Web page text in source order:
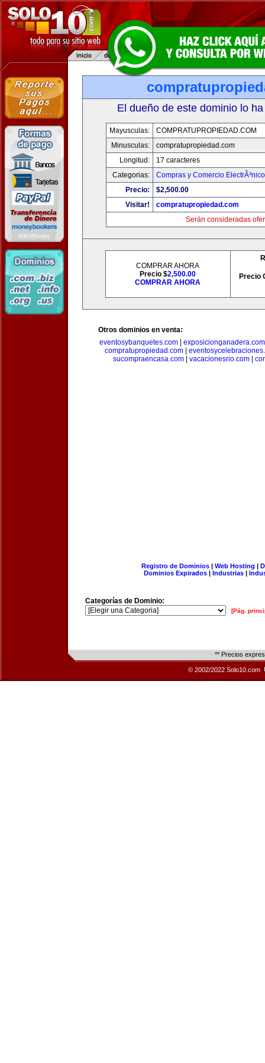
El dueño de este dominio lo
Mayusculas:
COMPRATUPROPIEDAD.COM
Minusculas:
compratupropiedad.com
Longitud:
17 caracteres
Categorias:
Compras y Comercio ElectrÃ³nico
Precio:
$2,500.00
Visitar!
compratupropiedad.com
Serán consideradas
COMPRAR AHORA
Precio $2,500.00
COMPRAR AHORA
Precio
Otros dominios en venta:
eventosybanquetes.com| exposicionganadera.com
compratupropiedad.com
sucompraencasa.com| vacacionesrio.com|
Registro de Dominios| Web Hosting |
Dominios Expirados | Industrias |
Categorías de Dominio:
[Pág.
** Precios
© 2002/2022 Solo10.com